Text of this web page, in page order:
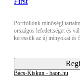
Portfóliónk minőségi
országos lefedettséget és
keressük az új irányokat és
Bács-Kiskun - baon.hu